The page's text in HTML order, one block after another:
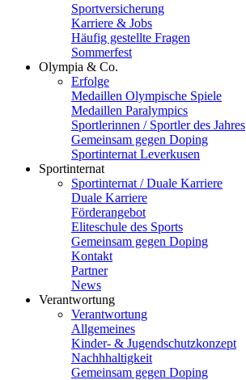
Sportversicherung
Karriere & Jobs
Häufig gestellte Fragen
Sommerfest
Olympia & Co.
Erfolge
Medaillen Olympische Spiele
Medaillen Paralympics
Sportlerinnen / Sportler des Jahres
Gemeinsam gegen Doping
Sportinternat Leverkusen
Sportinternat
Sportinternat / Duale Karriere
Duale Karriere
Förderangebot
Eliteschule des Sports
Gemeinsam gegen Doping
Kontakt
Partner
News
Verantwortung
Verantwortung
Allgemeines
Kinder- & Jugendschutzkonzept
Nachhhaltigkeit
Gemeinsam gegen Doping